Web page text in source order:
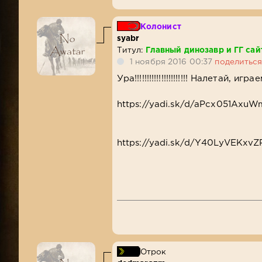
Колонист
syabr
Титул:
Главный динозавр и ГГ
1 ноября 2016 00:37 поделиться
Ура!!!!!!!!!!!!!!!!!!!!!! Налетай,
https://yadi.sk/d/
https://yadi.sk/d/
Отрок